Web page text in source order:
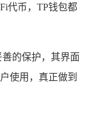
代币，TP钱包都
的保护，其界面
使用，真正做到